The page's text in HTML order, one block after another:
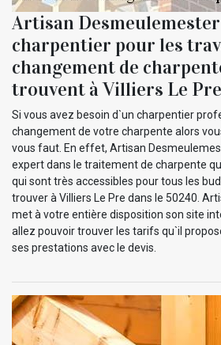
Artisan
charpentier pour les
changement de
trouvent à Villiers Le
Si vous avez besoin d`un charpentier
changement de votre charpente alors
vous faut. En effet, Artisan
expert dans le traitement de charpente
qui sont très accessibles pour tous les
trouver à Villiers Le Pre dans le 50240.
met à votre entière disposition son site
allez pouvoir trouver les tarifs qu`il
ses prestations avec le devis.